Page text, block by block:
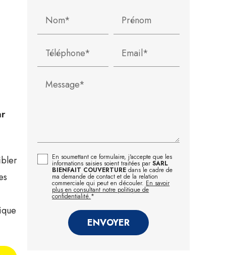
Nom* Prénom
Téléphone* Email*
Message*
En soumettant ce formulaire, j'accepte que les
informations saisies soient traitées parSARL
BIENFAIT COUVERTURE dans le cadre de
ma demande de contact et de la relation
commerciale qui peut en découler. En savoir
plus en consultant notre politique de
confidentialité.*